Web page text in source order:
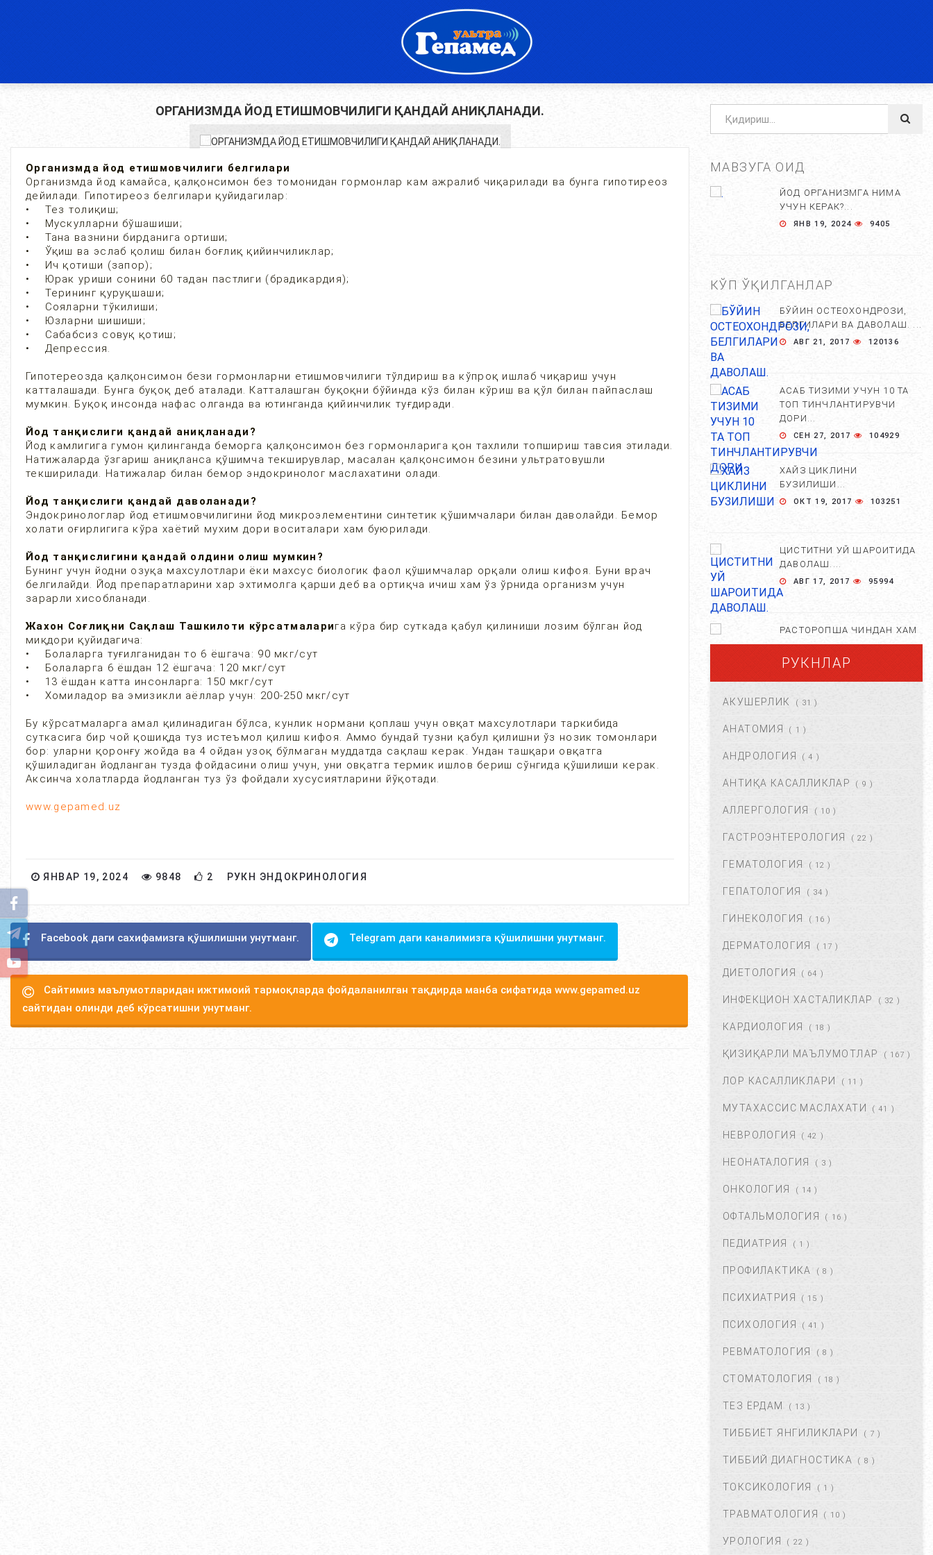
ОРГАНИЗМДА ЙОД ЕТИШМОВЧИЛИГИ ҚАНДАЙ АНИҚЛАНАДИ.
Организмда йод етишмовчилиги белгилари
Организмда йод камайса, қалқонсимон без томонидан гормонлар кам ажралиб чиқарилади ва бунга гипотиреоз
дейилади. Гипотиреоз белгилари қуйидагилар:
• Тез толиқиш;
• Мускулларни бўшашиши;
• Тана вазнини бирданига ортиши;
• Ўқиш ва эслаб қолиш билан боғлиқ қийинчиликлар;
• Ич қотиши (запор);
• Юрак уриши сонини 60 тадан пастлиги (брадикардия);
• Терининг қуруқшаши;
• Сояларни тўкилиши;
• Юзларни шишиши;
• Сабабсиз совуқ қотиш;
• Депрессия.
Гипотереозда қалқонсимон бези гормонларни етишмовчилиги тўлдириш ва кўпроқ ишлаб чиқариш учун
катталашади. Бунга буқоқ деб аталади. Катталашган буқоқни бўйинда кўз билан кўриш ва қўл билан пайпаслаш
мумкин. Буқоқ инсонда нафас олганда ва ютинганда қийинчилик туғдиради.
Йод танқислиги қандай аниқланади?
Йод камлигига гумон қилинганда беморга қалқонсимон без гормонларига қон тахлили топшириш тавсия этилади.
Натижаларда ўзгариш аниқланса қўшимча текширувлар, масалан қалқонсимон безини ультратовушли
текширилади. Натижалар билан бемор эндокринолог маслахатини олади.
Йод танқислиги қандай даволанади?
Эндокринологлар йод етишмовчилигини йод микроэлементини синтетик қўшимчалари билан даволайди. Бемор
холати оғирлигига кўра хаётий мухим дори воситалари хам буюрилади.
Йод танқислигини қандай олдини олиш мумкин?
Бунинг учун йодни озуқа махсулотлари ёки махсус биологик фаол қўшимчалар орқали олиш кифоя. Буни врач
белгилайди. Йод препаратларини хар эхтимолга қарши деб ва ортиқча ичиш хам ўз ўрнида организм учун
зарарли хисобланади.
Жахон Соғлиқни Сақлаш Ташкилоти кўрсатмаларига кўра бир суткада қабул қилиниши лозим бўлган йод
миқдори қуйидагича:
• Болаларга туғилганидан то 6 ёшгача: 90 мкг/сут
• Болаларга 6 ёшдан 12 ёшгача: 120 мкг/сут
• 13 ёшдан катта инсонларга: 150 мкг/сут
• Хомиладор ва эмизикли аёллар учун: 200-250 мкг/сут
Бу кўрсатмаларга амал қилинадиган бўлса, кунлик нормани қоплаш учун овқат махсулотлари таркибида
суткасига бир чой қошиқда туз истеъмол қилиш кифоя. Аммо бундай тузни қабул қилишни ўз нозик томонлари
бор: уларни қоронғу жойда ва 4 ойдан узоқ бўлмаган муддатда сақлаш керак. Ундан ташқари овқатга
қўшиладиган йодланган тузда фойдасини олиш учун, уни овқатга термик ишлов бериш сўнгида қўшилиши керак.
Аксинча холатларда йодланган туз ўз фойдали хусусиятларини йўқотади.
www.gepamed.uz
ЯНВАР 19, 2024 9848 2 РУКН ЭНДОКРИНОЛОГИЯ
Facebook даги сахифамизга қўшилишни унутманг. Telegram даги каналимизга қўшилишни унутманг.
Сайтимиз маълумотларидан ижтимоий тармоқларда фойдаланилган тақдирда манба сифатида www.gepamed.uz
сайтидан олинди деб кўрсатишни унутманг.
МАВЗУГА ОИД
ЙОД ОРГАНИЗМГА НИМА
УЧУН КЕРАК?...
ЯНВ 19, 2024 9405
КЎП ЎҚИЛГАНЛАР
БЎЙИН ОСТЕОХОНДРОЗИ,
БЕЛГИЛАРИ ВА ДАВОЛАШ. ...
АВГ 21, 2017 120136
АСАБ ТИЗИМИ УЧУН 10 ТА
ТОП ТИНЧЛАНТИРУВЧИ
ДОРИ...
СЕН 27, 2017 104929
ХАЙЗ ЦИКЛИНИ
БУЗИЛИШИ...
ОКТ 19, 2017 103251
ЦИСТИТНИ УЙ ШАРОИТИДА
ДАВОЛАШ....
АВГ 17, 2017 95994
РАСТОРОПША ЧИНДАН ХАМ
ФОЙДАЛИМИ?...
АПР 25, 2021
ХОМИЛА ЖИНСИНИ
АНИҚЛАШНИНГ
НОСТАНДАРТ УСУЛЛАРИ....
АВГ 22, 2017
ХОМИЛА МУДДАТИНИ
АНИҚЛАШНИНГ ҚАНДАЙ
УСУЛЛАР БОР?...
АВГ 22, 2017 77424
ЧАП ҚОРИН СОХАСИ НИМА
БОШ МИЯ САРАТОНИНИ
НОЯ 24, 2017
БОШ ОҒРИШИ. УНИНГ
ФЕВ 06, 2018 59811
ХОМИЛАДОРЛИКДА БОЛА
БЕЛГИЛАРИ ВА
АВГ 17, 2017
БЎЛДИ. НИМА ҚИЛМОҚ
ОКТ 01, 2017
НЕГА КАТТАЛАШАДИ?...
ПОЛИАРТРИТ. ТУРЛАРИ.
ДАВОЛАШ....
БАЧАДОН МИОМАСИ,
САБАБЛАРИ, БЕЛГИЛАРИ ВА
АПР 25, 2018
ЮЗГА АЛЛЕРГИЯ ТОШИШИ.
ТУРЛАРИ. ...
РУКНЛАР
АКУШЕРЛИК ( 31 )
АНАТОМИЯ ( 1 )
АНДРОЛОГИЯ ( 4 )
АНТИҚА КАСАЛЛИКЛАР ( 9 )
АЛЛЕРГОЛОГИЯ ( 10 )
ГАСТРОЭНТЕРОЛОГИЯ ( 22 )
ГЕМАТОЛОГИЯ ( 12 )
ГЕПАТОЛОГИЯ ( 34 )
ГИНЕКОЛОГИЯ ( 16 )
ДЕРМАТОЛОГИЯ ( 17 )
ДИЕТОЛОГИЯ ( 64 )
ИНФЕКЦИОН ХАСТАЛИКЛАР ( 32 )
КАРДИОЛОГИЯ ( 18 )
ҚИЗИҚАРЛИ МАЪЛУМОТЛАР ( 167 )
ЛОР КАСАЛЛИКЛАРИ ( 11 )
МУТАХАССИС МАСЛАХАТИ ( 41 )
НЕВРОЛОГИЯ ( 42 )
НЕОНАТАЛОГИЯ ( 3 )
ОНКОЛОГИЯ ( 14 )
ОФТАЛЬМОЛОГИЯ ( 16 )
ПЕДИАТРИЯ ( 1 )
ПРОФИЛАКТИКА ( 8 )
ПСИХИАТРИЯ ( 15 )
ПСИХОЛОГИЯ ( 41 )
РЕВМАТОЛОГИЯ ( 8 )
СТОМАТОЛОГИЯ ( 18 )
ТЕЗ ЁРДАМ ( 13 )
ТИББИЁТ ЯНГИЛИКЛАРИ ( 7 )
ТИББИЙ ДИАГНОСТИКА ( 8 )
ТОКСИКОЛОГИЯ ( 1 )
ТРАВМАТОЛОГИЯ ( 10 )
УРОЛОГИЯ ( 22 )